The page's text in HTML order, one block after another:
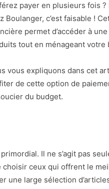
payer en plusieurs fois ?
Boulanger, c’est faisable !
permet d’accéder à
tout en ménageant votre
vous expliquons dans cet
de cette option de
du budget.
Il ne s’agit pas
ceux qui offrent le
une large sélection